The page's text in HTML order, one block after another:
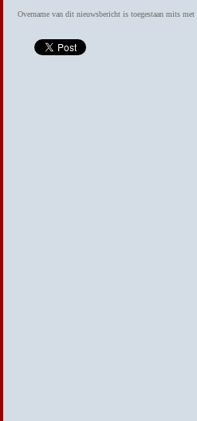
Overname van dit nieuwsbericht is toegestaan mits